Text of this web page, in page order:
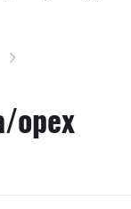
орех